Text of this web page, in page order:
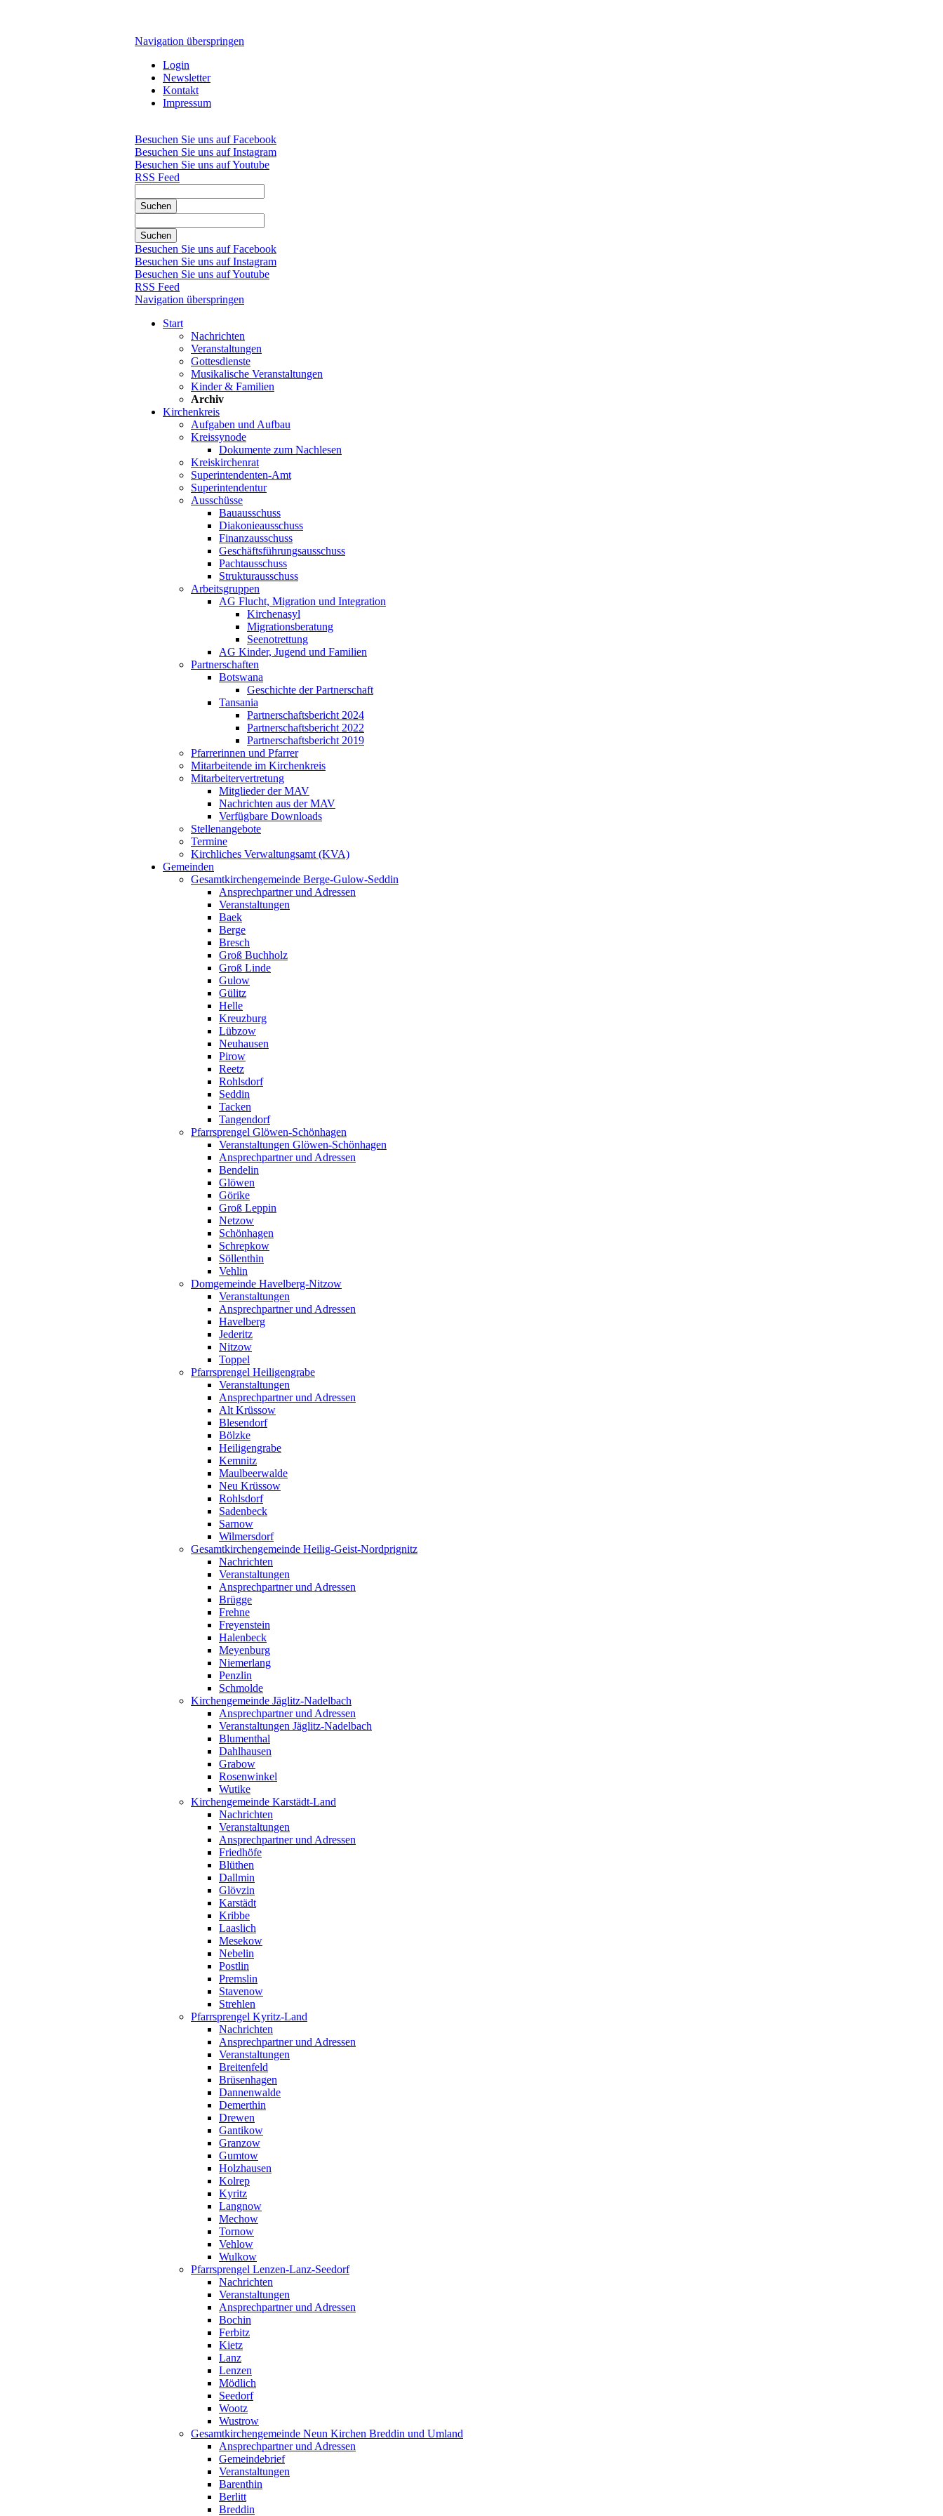
Navigation überspringen
Login
Newsletter
Kontakt
Impressum
Besuchen Sie uns auf Facebook
Besuchen Sie uns auf Instagram
Besuchen Sie uns auf Youtube
RSS Feed
Suchen
Suchen
Besuchen Sie uns auf Facebook
Besuchen Sie uns auf Instagram
Besuchen Sie uns auf Youtube
RSS Feed
Navigation überspringen
Start
Nachrichten
Veranstaltungen
Gottesdienste
Musikalische Veranstaltungen
Kinder & Familien
Archiv
Kirchenkreis
Aufgaben und Aufbau
Kreissynode
Dokumente zum Nachlesen
Kreiskirchenrat
Superintendenten-Amt
Superintendentur
Ausschüsse
Bauausschuss
Diakonieausschuss
Finanzausschuss
Geschäftsführungsausschuss
Pachtausschuss
Strukturausschuss
Arbeitsgruppen
AG Flucht, Migration und Integration
Kirchenasyl
Migrationsberatung
Seenotrettung
AG Kinder, Jugend und Familien
Partnerschaften
Botswana
Geschichte der Partnerschaft
Tansania
Partnerschaftsbericht 2024
Partnerschaftsbericht 2022
Partnerschaftsbericht 2019
Pfarrerinnen und Pfarrer
Mitarbeitende im Kirchenkreis
Mitarbeitervertretung
Mitglieder der MAV
Nachrichten aus der MAV
Verfügbare Downloads
Stellenangebote
Termine
Kirchliches Verwaltungsamt (KVA)
Gemeinden
Gesamtkirchengemeinde Berge-Gulow-Seddin
Ansprechpartner und Adressen
Veranstaltungen
Baek
Berge
Bresch
Groß Buchholz
Groß Linde
Gulow
Gülitz
Helle
Kreuzburg
Lübzow
Neuhausen
Pirow
Reetz
Rohlsdorf
Seddin
Tacken
Tangendorf
Pfarrsprengel Glöwen-Schönhagen
Veranstaltungen Glöwen-Schönhagen
Ansprechpartner und Adressen
Bendelin
Glöwen
Görike
Groß Leppin
Netzow
Schönhagen
Schrepkow
Söllenthin
Vehlin
Domgemeinde Havelberg-Nitzow
Veranstaltungen
Ansprechpartner und Adressen
Havelberg
Jederitz
Nitzow
Toppel
Pfarrsprengel Heiligengrabe
Veranstaltungen
Ansprechpartner und Adressen
Alt Krüssow
Blesendorf
Bölzke
Heiligengrabe
Kemnitz
Maulbeerwalde
Neu Krüssow
Rohlsdorf
Sadenbeck
Sarnow
Wilmersdorf
Gesamtkirchengemeinde Heilig-Geist-Nordprignitz
Nachrichten
Veranstaltungen
Ansprechpartner und Adressen
Brügge
Frehne
Freyenstein
Halenbeck
Meyenburg
Niemerlang
Penzlin
Schmolde
Kirchengemeinde Jäglitz-Nadelbach
Ansprechpartner und Adressen
Veranstaltungen Jäglitz-Nadelbach
Blumenthal
Dahlhausen
Grabow
Rosenwinkel
Wutike
Kirchengemeinde Karstädt-Land
Nachrichten
Veranstaltungen
Ansprechpartner und Adressen
Friedhöfe
Blüthen
Dallmin
Glövzin
Karstädt
Kribbe
Laaslich
Mesekow
Nebelin
Postlin
Premslin
Stavenow
Strehlen
Pfarrsprengel Kyritz-Land
Nachrichten
Ansprechpartner und Adressen
Veranstaltungen
Breitenfeld
Brüsenhagen
Dannenwalde
Demerthin
Drewen
Gantikow
Granzow
Gumtow
Holzhausen
Kolrep
Kyritz
Langnow
Mechow
Tornow
Vehlow
Wulkow
Pfarrsprengel Lenzen-Lanz-Seedorf
Nachrichten
Veranstaltungen
Ansprechpartner und Adressen
Bochin
Ferbitz
Kietz
Lanz
Lenzen
Mödlich
Seedorf
Wootz
Wustrow
Gesamtkirchengemeinde Neun Kirchen Breddin und Umland
Ansprechpartner und Adressen
Gemeindebrief
Veranstaltungen
Barenthin
Berlitt
Breddin